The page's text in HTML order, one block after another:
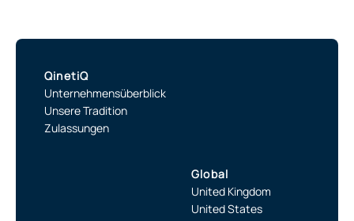
QinetiQ
Unternehmensüberblick
Unsere Tradition
Zulassungen
Global
United Kingdom
United States